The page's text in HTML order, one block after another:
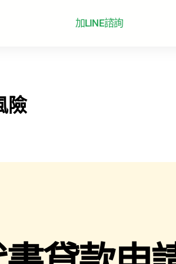
加LINE諮詢
險